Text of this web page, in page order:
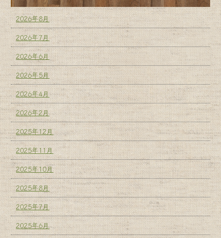
2026年8月
2026年7月
2026年6月
2026年5月
2026年4月
2026年2月
2025年12月
2025年11月
2025年10月
2025年8月
2025年7月
2025年6月